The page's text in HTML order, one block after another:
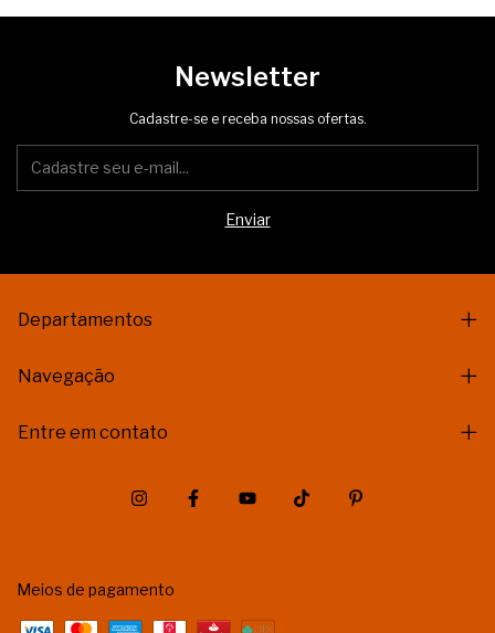
Newsletter
Cadastre-se e receba nossas ofertas.
Departamentos
Navegação
Entre em contato
Meios de pagamento